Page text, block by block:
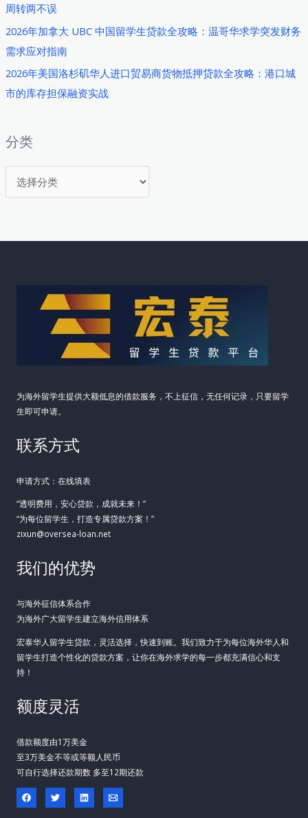
周转两不误
2026年加拿大 UBC 中国留学生贷款全攻略：温哥华求学突发财务
需求应对指南
2026年美国洛杉矶华人进口贸易商货物抵押贷款全攻略：港口城
市的库存担保融资实战
分类
类
为海外留学生提供大额低息的借款服务，不上征信，无任何记录，只要留学
生即可申请。
联系方式
申请方式：在线填表
“透明费用，安心贷款，成就未来！”
“为每位留学生，打造专属贷款方案！”
zixun@oversea-loan.net
我们的优势
与海外征信体系合作
为海外广大留学生建立海外信用体系
宏泰华人留学生贷款，灵活选择，快速到账。我们致力于为每位海外华人和
留学生打造个性化的贷款方案，让你在海外求学的每一步都充满信心和支
持！
额度灵活
借款额度由1万美金
至3万美金不等或等额人民币
可自行选择还款期数 多至12期还款